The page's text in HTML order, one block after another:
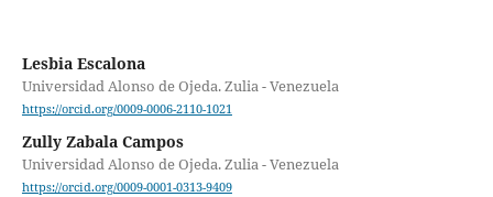
Lesbia Escalona
Universidad Alonso de Ojeda. Zulia - Venezuela
https://orcid.org/0009-0006-2110-1021
Zully Zabala Campos
Universidad Alonso de Ojeda. Zulia - Venezuela
https://orcid.org/0009-0001-0313-9409